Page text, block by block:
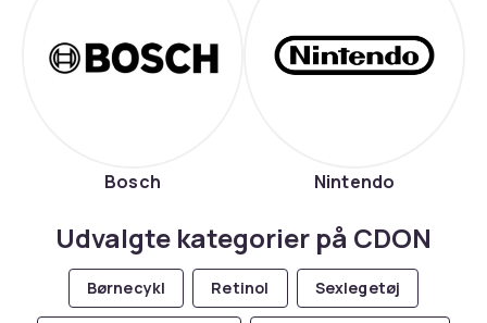
Bosch Nintendo
Udvalgte kategorier på CDON
Børnecykl Retinol Sexlegetøj